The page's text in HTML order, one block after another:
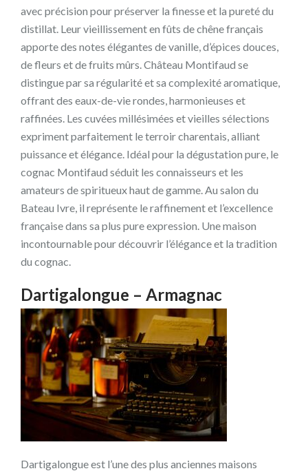
avec précision pour préserver la finesse et la pureté du
distillat. Leur vieillissement en fûts de chêne français
apporte des notes élégantes de vanille, d’épices douces,
de fleurs et de fruits mûrs. Château Montifaud se
distingue par sa régularité et sa complexité aromatique,
offrant des eaux-de-vie rondes, harmonieuses et
raffinées. Les cuvées millésimées et vieilles sélections
expriment parfaitement le terroir charentais, alliant
puissance et élégance. Idéal pour la dégustation pure, le
cognac Montifaud séduit les connaisseurs et les
amateurs de spiritueux haut de gamme. Au salon du
Bateau Ivre, il représente le raffinement et l’excellence
française dans sa plus pure expression. Une maison
incontournable pour découvrir l’élégance et la tradition
du cognac.
Dartigalongue – Armagnac
Dartigalongue est l’une des plus anciennes maisons